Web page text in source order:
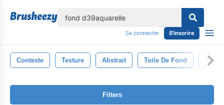
Se connecter S'inscrire
Contexte Texture Abstrait Toile De Fond
Filters